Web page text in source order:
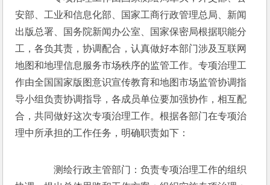
安部、工业和信息化部、国家工商行政管理总局、新闻
出版总署、国务院新闻办公室、国家保密局根据职能分
工，各负其责，协调配合，认真做好本部门涉及互联网
地图和地理信息服务市场秩序的监管工作。专项治理工
作由全国国家版图意识宣传教育和地图市场监管协调指
导小组负责协调指导，各成员单位要加强协作，相互配
合，共同做好这次专项治理工作。根据各部门在专项治
理中所承担的工作任务，明确职责如下：
测绘行政主管部门：负责专项治理工作的组织